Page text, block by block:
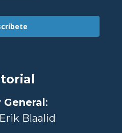
General:
Blaalid